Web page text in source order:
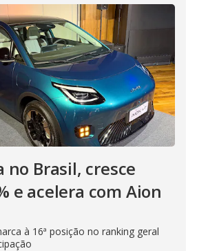
no Brasil, cresce
e acelera com Aion
à 16ª posição no ranking geral